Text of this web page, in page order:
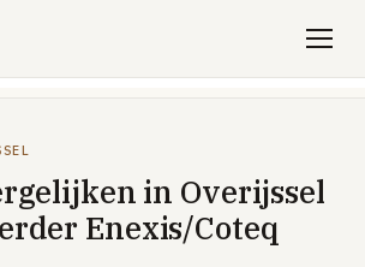
in Overijssel
Enexis/Coteq